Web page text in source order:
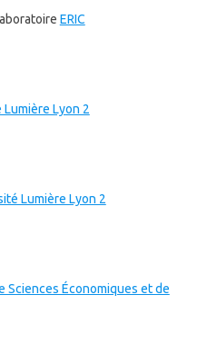
ERIC
Lyon 2
Lumière Lyon 2
Sciences Économiques et de